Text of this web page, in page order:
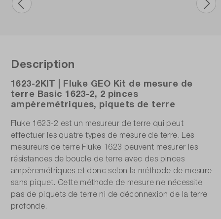
Description
1623-2KIT | Fluke GEO Kit de mesure de
terre Basic 1623-2, 2 pinces
ampèremétriques, piquets de terre
Fluke 1623-2 est un mesureur de terre qui peut
effectuer les quatre types de mesure de terre. Les
mesureurs de terre Fluke 1623 peuvent mesurer les
résistances de boucle de terre avec des pinces
ampèremétriques et donc selon la méthode de mesure
sans piquet. Cette méthode de mesure ne nécessite
pas de piquets de terre ni de déconnexion de la terre
profonde.